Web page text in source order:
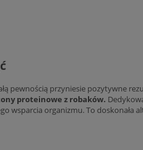
pewnością przyniesie pozytywne
proteinowe z robaków.
wsparcia organizmu. To doskonała